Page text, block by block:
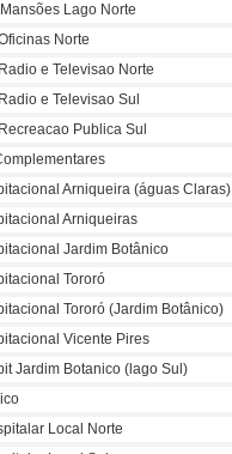
Lago Norte
Norte
e Televisao Norte
e Televisao Sul
Publica Sul
Arniqueira (águas Claras)
Arniqueiras
Jardim Botânico
Tororó
Tororó (Jardim Botânico)
Vicente Pires
Jardim Botanico (lago Sul)
Local Norte